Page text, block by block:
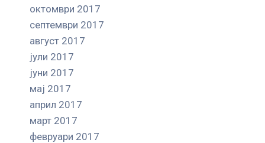
октомври 2017
септември 2017
август 2017
јули 2017
јуни 2017
мај 2017
април 2017
март 2017
февруари 2017